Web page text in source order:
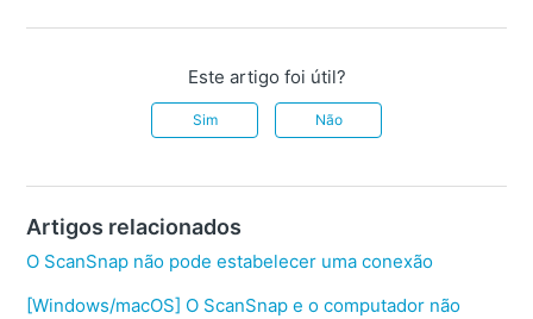
Este artigo foi útil?
Sim Não
Artigos relacionados
O ScanSnap não pode estabelecer uma conexão
[Windows/macOS] O ScanSnap e o computador não